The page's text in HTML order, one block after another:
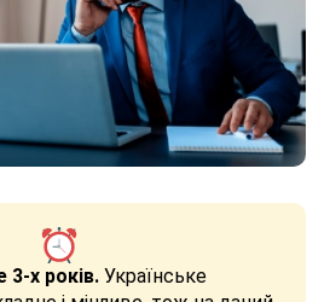
3-х років. Українське